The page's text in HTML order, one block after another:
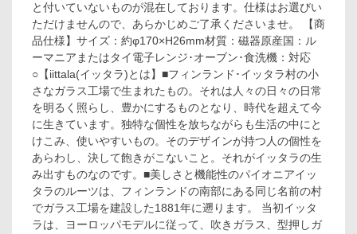
と付いていないものが混在しております。仕様はお選びい
ただけませんので、あらかじめご了承くださいませ。 【商
品仕様】サイズ：約φ170×H26mm材質：磁器原産国：ル
ーマニアまたはタイ電子レンジ･オーブン･食洗機：対応
○【iittala(イッタラ)とは】■フィンランド･イッタラ村の小
さなガラス工場で生まれたもの。それは人々の日々の日常
を明るく照らし、豊かにするものとなり、時代を超えて今
に生きています。独特な個性を放ちながらも生活の中にと
けこみ、使いやすいもの。そのデザインが持つ人の個性を
あらわし、決して飽きがこないこと。それがイッタラの生
み出すものなのです。■美しさと機能性のパイオニアイッ
タラのルーツは、フィンランドの南部にある同じ名前の村
でガラス工場を建設した1881年に遡ります。 当初イッタ
ラは、ヨーロッパモデルに従って、吹きガラス、型押しガ